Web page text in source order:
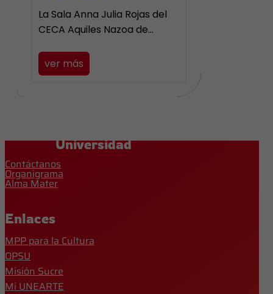
La Sala Anna Julia Rojas del
CECA Aquiles Nazoa de…
ver más
Universidad
Contáctanos
Organigrama
Alma Mater
Enlaces
MPP para la Cultura
OPSU
Misión Sucre
Mi UNEARTE